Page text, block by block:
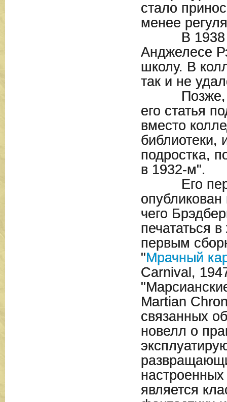
стало
менее
В 1938
Анджелесе
школу. В
так и не
Позже, в
его статья
вместо
библиотеки,
подростка,
в 1932-м".
Его
опубликован
чего
печататься
первым
"Мрачный
Carnival,
Martian
связанных
новелл о
является